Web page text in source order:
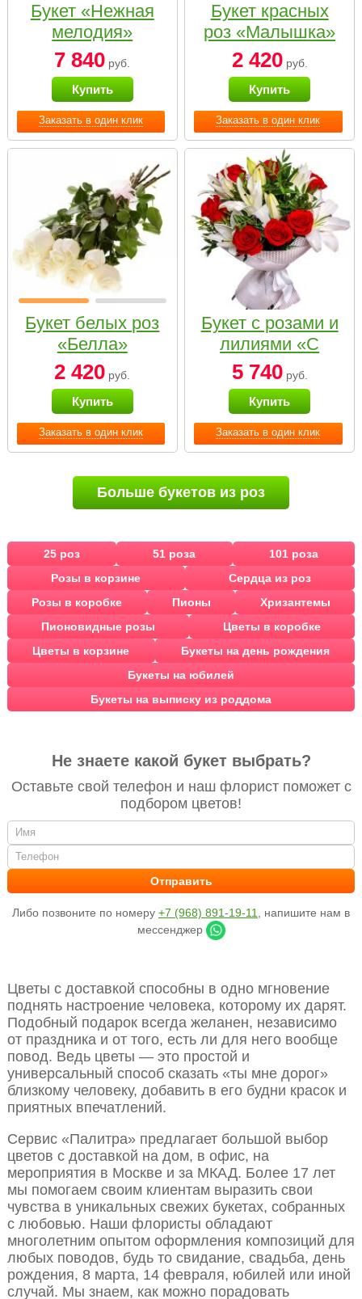
Заказать в один клик
Букет «Нежная
мелодия»
7 840 руб.
Купить
Заказать в один клик
Букет красных
роз «Малышка»
2 420руб.
Купить
Заказать в один клик
Букет белых роз
«Белла»
2 420 руб.
Купить
Заказать в один клик
Букет с розами и
лилиями «С
наилучшими
пожеланиями»
5 740руб.
Купить
Больше букетов из роз
25 роз 51 роза
101 роза
Розы в корзине
Сердца из роз
Розы в коробке
Пионы
Хризантемы
Пионовидные розы
Цветы в коробке
Цветы в корзине
Букеты на день рождения
Букеты на юбилей
Букеты на выписку из роддома
Не знаете какой букет выбрать?
Оставьте свой телефон и наш флорист поможет с
подбором цветов!
Либо позвоните по номеру +7 (968) 891-19-11
, напишите нам в
мессенджер
Цветы с доставкой способны в одно мгновение
поднять настроение человека, которому их дарят.
Подобный подарок всегда желанен, независимо
от праздника и от того, есть ли для него вообще
повод. Ведь цветы — это простой и
универсальный способ сказать «ты мне дорог»
близкому человеку, добавить в его будни красок и
приятных впечатлений.
Сервис «Палитра» предлагает большой выбор
цветов с доставкой на дом, в офис, на
мероприятия в Москве и за МКАД. Более 17 лет
мы помогаем своим клиентам выразить свои
чувства в уникальных свежих букетах, собранных
с любовью. Наши флористы обладают
многолетним опытом оформления композиций для
любых поводов, будь то свидание, свадьба, день
рождения, 8 марта, 14 февраля, юбилей или иной
случай. Мы знаем, как можно порадовать